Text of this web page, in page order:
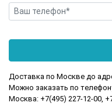
Доставка по Москве до
Можно заказать по
Москва: +7(495) 227-12-00,